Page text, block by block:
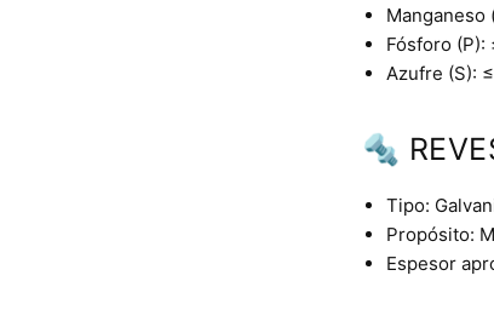
Manganeso
Fósforo (P):
Azufre (S):
🔩
Tipo:
Propósito:
Espesor